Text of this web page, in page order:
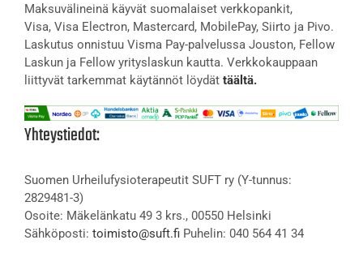
Maksuvälineinä käyvät suomalaiset verkkopankit,
Visa, Visa Electron, Mastercard, MobilePay, Siirto ja Pivo.
Laskutus onnistuu Visma Pay-palvelussa Jouston, Fellow
Laskun ja Fellow yrityslaskun kautta. Verkkokauppaan
liittyvät tarkemmat käytännöt löydät täältä.
Yhteystiedot:
Suomen Urheilufysioterapeutit SUFT ry (Y-tunnus:
2829481-3)
Osoite: Mäkelänkatu 49 3 krs., 00550 Helsinki
Sähköposti: toimisto@suft.fi Puhelin: 040 564 41 34